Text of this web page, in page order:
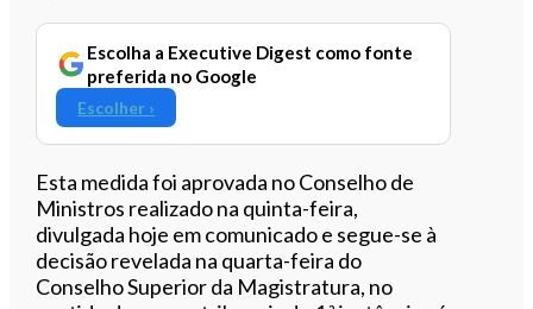
Escolha a Executive Digest como fonte
preferida no Google
Escolher ›
Esta medida foi aprovada no Conselho de
Ministros realizado na quinta-feira,
divulgada hoje em comunicado e segue-se à
decisão revelada na quarta-feira do
Conselho Superior da Magistratura, no